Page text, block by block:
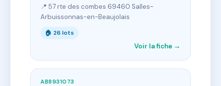
📍 57 rte des combes 69460 Salles-
Arbuissonnas-en-Beaujolais
🏠 26 lots
Voir la fiche →
AB8931073